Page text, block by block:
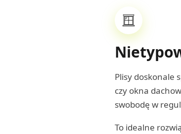
Plisy doskonale
czy okna
swobodę w
To idealne